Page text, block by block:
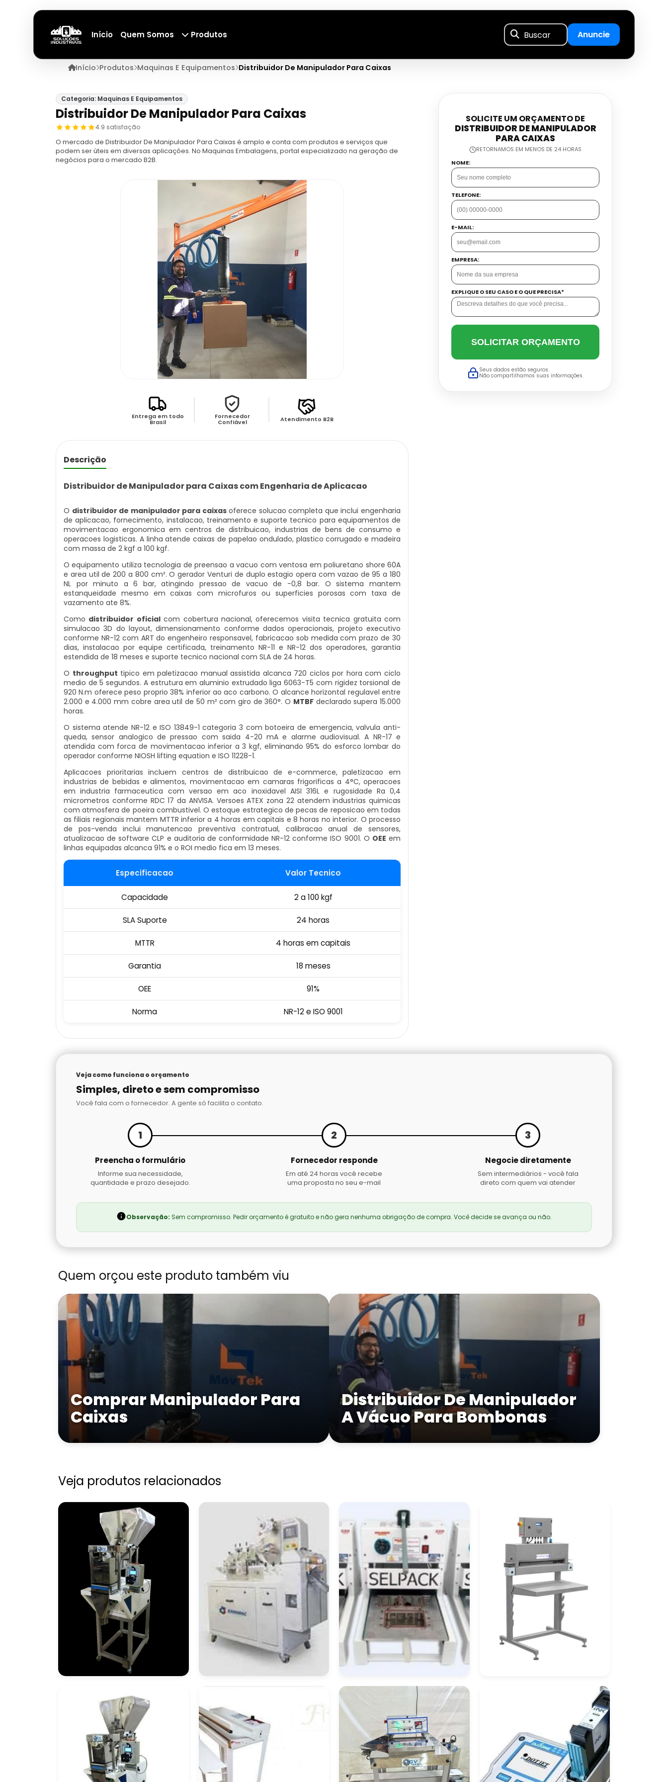
Início Quem Somos Produtos Buscar Anuncie
Início Produtos Maquinas E Equipamentos Distribuidor De Manipulador Para Caixas
Categoria: Maquinas E Equipamentos
Distribuidor De Manipulador Para Caixas
4.9 satisfação
O mercado de Distribuidor De Manipulador Para Caixas é amplo e conta com produtos e serviços que
podem ser úteis em diversas aplicações. No Maquinas Embalagens, portal especializado na geração de
negócios para o mercado B2B.
Entrega em todo
Brasil
Fornecedor
Confiável Atendimento B2B
Descrição
Distribuidor de Manipulador para Caixas com Engenharia de Aplicacao
O distribuidor de manipulador para caixasoferece solucao completa que inclui engenharia
de aplicacao, fornecimento, instalacao, treinamento e suporte tecnico para equipamentos de
movimentacao ergonomica em centros de distribuicao, industrias de bens de consumo e
operacoes logisticas. A linha atende caixas de papelao ondulado, plastico corrugado e madeira
com massa de 2 kgf a 100 kgf.
O equipamento utiliza tecnologia de preensao a vacuo com ventosa em poliuretano shore 60A
e area util de 200 a 800 cm². O gerador Venturi de duplo estagio opera com vazao de 95 a 180
NL por minuto a 6 bar, atingindo pressao de vacuo de -0,8 bar. O sistema mantem
estanqueidade mesmo em caixas com microfuros ou superficies porosas com taxa de
vazamento ate 8%.
Como distribuidor oficialcom cobertura nacional, oferecemos visita tecnica gratuita com
simulacao 3D do layout, dimensionamento conforme dados operacionais, projeto executivo
conforme NR-12 com ART do engenheiro responsavel, fabricacao sob medida com prazo de 30
dias, instalacao por equipe certificada, treinamento NR-11 e NR-12 dos operadores, garantia
estendida de 18 meses e suporte tecnico nacional com SLA de 24 horas.
O throughput tipico em paletizacao manual assistida alcanca 720 ciclos por hora com ciclo
medio de 5 segundos. A estrutura em aluminio extrudado liga 6063-T5 com rigidez torsional de
920 N.m oferece peso proprio 38% inferior ao aco carbono. O alcance horizontal regulavel entre
2.000 e 4.000 mm cobre area util de 50 m² com giro de 360°. O MTBFdeclarado supera 15.000
horas.
O sistema atende NR-12 e ISO 13849-1 categoria 3 com botoeira de emergencia, valvula anti-
queda, sensor analogico de pressao com saida 4-20 mA e alarme audiovisual. A NR-17 e
atendida com forca de movimentacao inferior a 3 kgf, eliminando 95% do esforco lombar do
operador conforme NIOSH lifting equation e ISO 11228-1.
Aplicacoes prioritarias incluem centros de distribuicao de e-commerce, paletizacao em
industrias de bebidas e alimentos, movimentacao em camaras frigorificas a 4°C, operacoes
em industria farmaceutica com versao em aco inoxidavel AISI 316L e rugosidade Ra 0,4
micrometros conforme RDC 17 da ANVISA. Versoes ATEX zona 22 atendem industrias quimicas
com atmosfera de poeira combustivel. O estoque estrategico de pecas de reposicao em todas
as filiais regionais mantem MTTR inferior a 4 horas em capitais e 8 horas no interior. O processo
de pos-venda inclui manutencao preventiva contratual, calibracao anual de sensores,
atualizacao de software CLP e auditoria de conformidade NR-12 conforme ISO 9001. O OEE em
linhas equipadas alcanca 91% e o ROI medio fica em 13 meses.
Especificacao Valor Tecnico
Capacidade 2 a 100 kgf
SLA Suporte 24 horas
MTTR 4 horas em capitais
Garantia 18 meses
OEE 91%
Norma NR-12 e ISO 9001
SOLICITE UM ORÇAMENTO DE
DISTRIBUIDOR DE MANIPULADOR
PARA CAIXAS
RETORNAMOS EM MENOS DE 24 HORAS
NOME:
TELEFONE:
E-MAIL:
EMPRESA:
EXPLIQUE O SEU CASO E O QUE PRECISA*
SOLICITAR ORÇAMENTO
Seus dados estão seguros.
Não compartilhamos suas informações.
Veja como funciona o orçamento
Simples, direto e sem compromisso
Você fala com o fornecedor. A gente só facilita o contato.
1
Preencha o formulário
Informe sua necessidade,
quantidade e prazo desejado.
2
Fornecedor responde
Em até 24 horas você recebe
uma proposta no seu e-mail
3
Negocie diretamente
Sem intermediários - você fala
direto com quem vai atender
Observação: Sem compromisso. Pedir orçamento é gratuito e não gera nenhuma obrigação de compra. Você decide se avança ou não.
Quem orçou este produto também viu
Comprar Manipulador Para
Caixas
Distribuidor De Manipulador
A Vácuo Para Bombonas
Veja produtos relacionados
Compacta
Máquina Embaladora
E Seladora